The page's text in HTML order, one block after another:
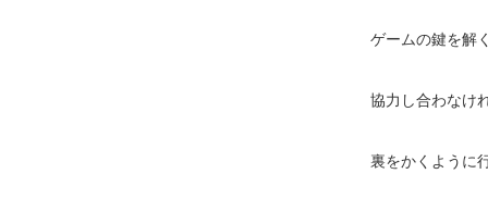
ゲームの鍵を解
協力し合わなけ
裏をかくように